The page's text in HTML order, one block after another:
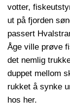
votter,
ut på fjorden
passert
Åge ville prøve
det nemlig
duppet mellom
rukket å synke
hos her.